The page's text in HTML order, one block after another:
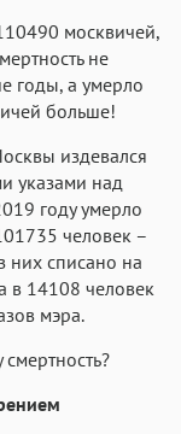
москвичей,
не
годы, а умерло
больше!
издевался
указами над
году умерло
человек –
них списано на
в 14108 человек
мэра.